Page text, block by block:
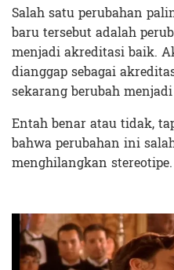
Salah satu perubahan
baru tersebut adalah
menjadi akreditasi baik.
dianggap sebagai
sekarang berubah
Entah benar atau tidak,
bahwa perubahan ini
menghilangkan stereotipe.